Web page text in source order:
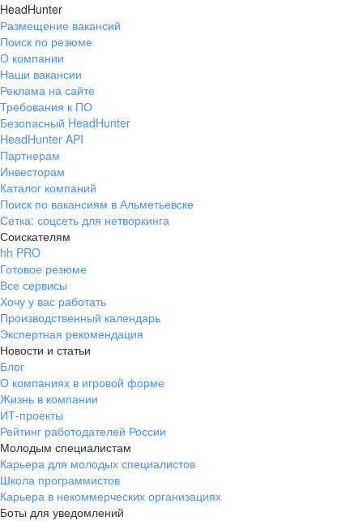
HeadHunter
Размещение вакансий
Поиск по резюме
О компании
Наши вакансии
Реклама на сайте
Требования к ПО
Безопасный HeadHunter
HeadHunter API
Партнерам
Инвесторам
Каталог компаний
Поиск по вакансиям в Альметьевске
Сетка: соцсеть для нетворкинга
Соискателям
hh PRO
Готовое резюме
Все сервисы
Хочу у вас работать
Производственный календарь
Экспертная рекомендация
Новости и статьи
Блог
О компаниях в игровой форме
Жизнь в компании
ИТ-проекты
Рейтинг работодателей России
Молодым специалистам
Карьера для молодых специалистов
Школа программистов
Карьера в некоммерческих организациях
Боты для уведомлений